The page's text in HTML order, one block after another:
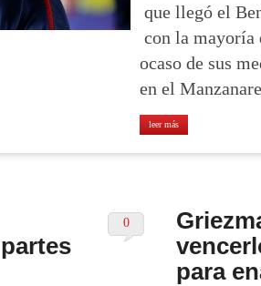
que llegó el
con la mayoría
ocaso de sus
en el
leer más
0
para